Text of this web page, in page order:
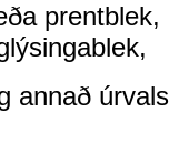
prentblek,
annað úrvals